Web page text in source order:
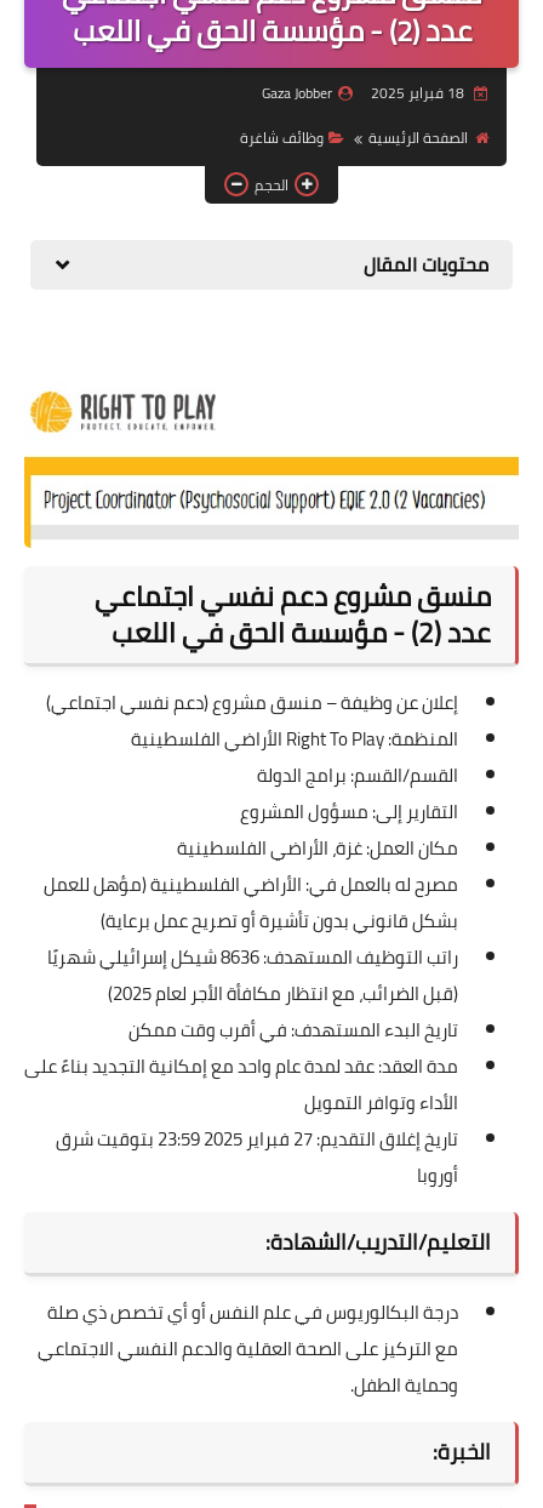
منوعات
نماذج سيرة ذاتية
عدد (2) - مؤسسة الحق في اللعب
18 فبراير 2025
Gaza Jobber
الصفحة الرئيسية
وظائف شاغرة
الحجم
محتويات المقال
منسق مشروع دعم نفسي اجتماعي
عدد (2) - مؤسسة الحق في اللعب
إعلان عن وظيفة – منسق مشروع (دعم نفسي اجتماعي)
المنظمة: Right To Play الأراضي الفلسطينية
القسم/القسم: برامج الدولة
التقارير إلى: مسؤول المشروع
مكان العمل: غزة، الأراضي الفلسطينية
مصرح له بالعمل في: الأراضي الفلسطينية (مؤهل للعمل
بشكل قانوني بدون تأشيرة أو تصريح عمل برعاية)
راتب التوظيف المستهدف: 8636 شيكل إسرائيلي شهريًا
(قبل الضرائب، مع انتظار مكافأة الأجر لعام 2025)
تاريخ البدء المستهدف: في أقرب وقت ممكن
مدة العقد: عقد لمدة عام واحد مع إمكانية التجديد بناءً على
الأداء وتوافر التمويل
تاريخ إغلاق التقديم: 27 فبراير 2025 23:59 بتوقيت شرق
أوروبا
التعليم/التدريب/الشهادة:
درجة البكالوريوس في علم النفس أو أي تخصص ذي صلة
مع التركيز على الصحة العقلية والدعم النفسي الاجتماعي
وحماية الطفل.
الخبرة: